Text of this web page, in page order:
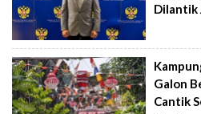
Dilantik
Galon
Cantik